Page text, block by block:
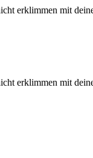
erklimmen mit
erklimmen mit